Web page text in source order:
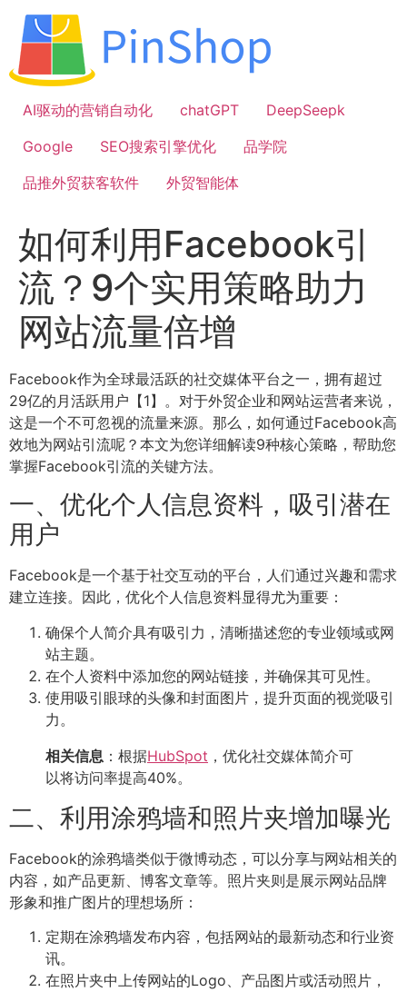
容
AI驱动的营销自动化
chatGPT
DeepSeepk
Google
SEO搜索引擎优化
品学院
品推外贸获客软件
外贸智能体
如何利用Facebook引
流？9个实用策略助力
网站流量倍增
Facebook作为全球最活跃的社交媒体平台之一，拥有超过
29亿的月活跃用户【1】。对于外贸企业和网站运营者来说，
这是一个不可忽视的流量来源。那么，如何通过Facebook高
效地为网站引流呢？本文为您详细解读9种核心策略，帮助您
掌握Facebook引流的关键方法。
一、优化个人信息资料，吸引潜在
用户
Facebook是一个基于社交互动的平台，人们通过兴趣和需求
建立连接。因此，优化个人信息资料显得尤为重要：
确保个人简介具有吸引力，清晰描述您的专业领域或网
站主题。
在个人资料中添加您的网站链接，并确保其可见性。
使用吸引眼球的头像和封面图片，提升页面的视觉吸引
力。
相关信息 ：根据HubSpot ，优化社交媒体简介可
以将访问率提高40%。
二、利用涂鸦墙和照片夹增加曝光
Facebook的涂鸦墙类似于微博动态，可以分享与网站相关的
内容，如产品更新、博客文章等。照片夹则是展示网站品牌
形象和推广图片的理想场所：
定期在涂鸦墙发布内容，包括网站的最新动态和行业资
讯。
在照片夹中上传网站的Logo、产品图片或活动照片，